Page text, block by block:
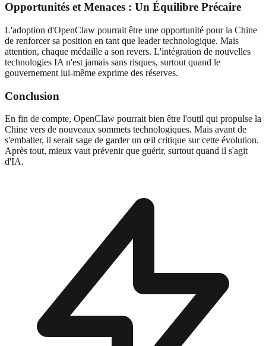
Opportunités et Menaces : Un Équilibre Précaire
L'adoption d'OpenClaw pourrait être une opportunité pour la Chine
de renforcer sa position en tant que leader technologique. Mais
attention, chaque médaille a son revers. L'intégration de nouvelles
technologies IA n'est jamais sans risques, surtout quand le
gouvernement lui-même exprime des réserves.
Conclusion
En fin de compte, OpenClaw pourrait bien être l'outil qui propulse la
Chine vers de nouveaux sommets technologiques. Mais avant de
s'emballer, il serait sage de garder un œil critique sur cette évolution.
Après tout, mieux vaut prévenir que guérir, surtout quand il s'agit
d'IA.